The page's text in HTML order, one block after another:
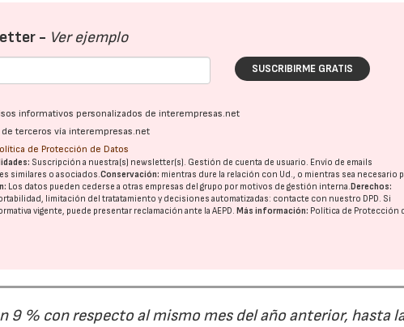
- Ver ejemplo
SUSCRIBIRME GRATIS
informativos personalizados de interempresas.net
terceros vía interempresas.net
de Protección de Datos
Suscripción a nuestra(s) newsletter(s). Gestión de cuenta de usuario. Envío de emails
similares o asociados.Conservación: mientras dure la relación con Ud., o mientras sea necesario
Los datos pueden cederse a otras empresas del grupo por motivos de gestión interna. Derechos:
limitación del tratatamiento y decisiones automatizadas: contacte con nuestro DPD. Si
vigente, puede presentar reclamación ante laAEPD. Más información: Política de Protección
9 % con respecto al mismo mes del año anterior, hasta